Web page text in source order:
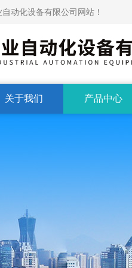
动化设备有限公司网站！
关于我们 产品中心